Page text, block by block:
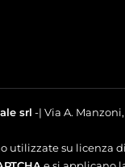
srl -| Via A.
utilizzate su licenza